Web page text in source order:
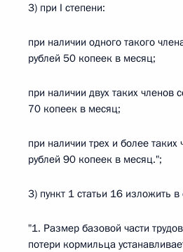
3) при I степени:
при наличии одного такого
рублей 50 копеек в месяц;
при наличии двух таких членов
70 копеек в месяц;
при наличии трех и более
рублей 90 копеек в месяц.";
3) пункт 1 статьи 16 изложить
"1. Размер базовой части
потери кормильца